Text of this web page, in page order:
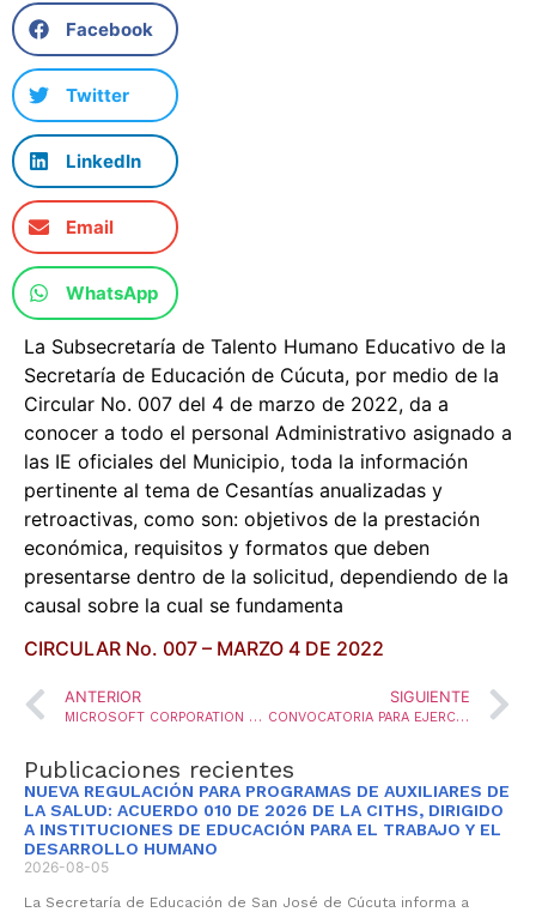
Facebook
Twitter
LinkedIn
Email
WhatsApp
La Subsecretaría de Talento Humano Educativo de la
Secretaría de Educación de Cúcuta, por medio de la
Circular No. 007 del 4 de marzo de 2022, da a
conocer a todo el personal Administrativo asignado a
las IE oficiales del Municipio, toda la información
pertinente al tema de Cesantías anualizadas y
retroactivas, como son: objetivos de la prestación
económica, requisitos y formatos que deben
presentarse dentro de la solicitud, dependiendo de la
causal sobre la cual se fundamenta
CIRCULAR No. 007 – MARZO 4 DE 2022
ANTERIOR
MICROSOFT CORPORATION ENTREVISTA A DOCENTE CUCUTEÑO QUE HA SIDO RECONOCIDO ENTRE LOS MEJORES PROFESORES DEL MUNDO
SIGUIENTE
CONVOCATORIA PARA EJERCER EN COMISIÓN, EL CARGO DE DOCENTE TUTOR DEL PROGRAMA TODOS A APRENDER
Publicaciones recientes
NUEVA REGULACIÓN PARA PROGRAMAS DE AUXILIARES DE
LA SALUD: ACUERDO 010 DE 2026 DE LA CITHS, DIRIGIDO
A INSTITUCIONES DE EDUCACIÓN PARA EL TRABAJO Y EL
DESARROLLO HUMANO
2026-08-05
La Secretaría de Educación de San José de Cúcuta informa a